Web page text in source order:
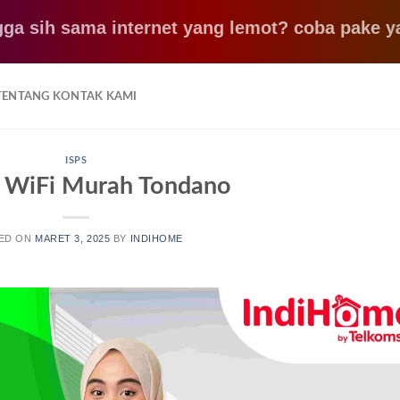
sama internet yang lemot? coba pake yang
KONTAK KAMI
ISPS
WiFi Murah Tondano
ON MARET 3, 2025 BY INDIHOME